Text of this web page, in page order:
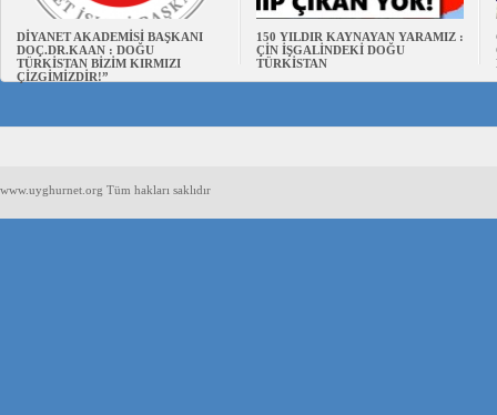
DİYANET AKADEMİSİ BAŞKANI
DOÇ.DR.KAAN : DOĞU
TÜRKİSTAN BİZİM KIRMIZI
ÇİZGİMİZDİR!”
150 YILDIR KAYNAYAN YARAMIZ :
ÇİN İŞGALİNDEKİ DOĞU
TÜRKİSTAN
www.uyghurnet.org Tüm hakları saklıdır